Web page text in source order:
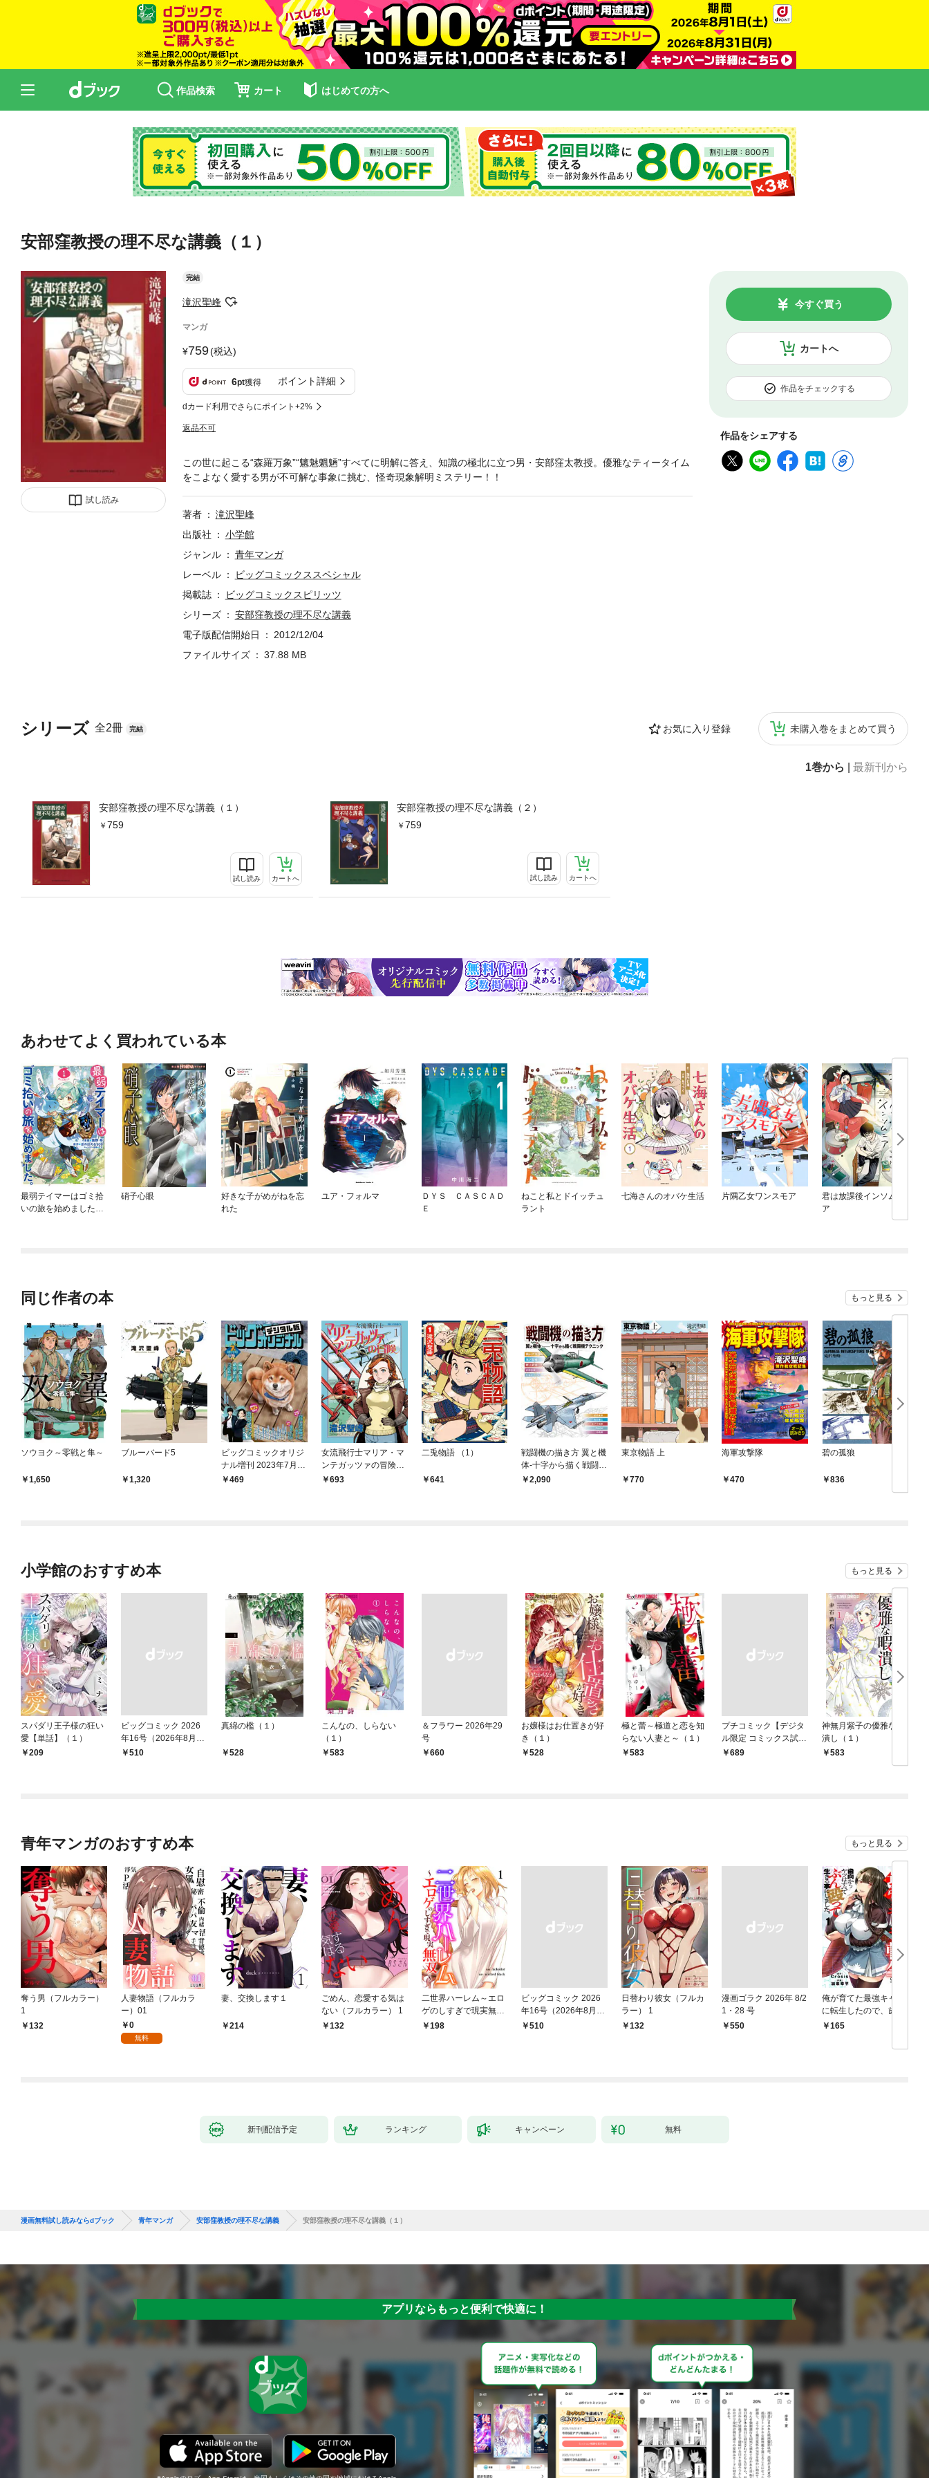
作品検索 カート はじめての方へ
安部窪教授の理不尽な講義（１）
試し読み
完結
滝沢聖峰
マンガ
759(税込)
6pt獲得 ポイント詳細
dカード利用でさらにポイント+2%
返品不可
カートへ
今すぐ買う
作品をチェックする
作品をシェアする
シリーズ 全2冊 完結 お気に入り登録 未購入巻をまとめて買う
1巻から 最新刊から
安部窪教授の理不尽な講義（１）
759
試し読み カートへ
安部窪教授の理不尽な講義（２）
759
試し読み カートへ
この世に起こる“森羅万象”“魑魅魍魎”すべてに明解に答え、知識の極北に立つ男・安部窪太教授。優雅なティータイム
をこよなく愛する男が不可解な事象に挑む、怪奇現象解明ミステリー！！
著者
滝沢聖峰
出版社
小学館
ジャンル
青年マンガ
レーベル
ビッグコミックススペシャル
掲載誌
ビッグコミックスピリッツ
シリーズ
安部窪教授の理不尽な講義
電子版配信開始日
2012/12/04
ファイルサイズ
37.88 MB
あわせてよく買われている本
最弱テイマーはゴミ拾
いの旅を始めました。
硝子心眼
好きな子がめがねを忘
れた
ユア・フォルマ
ＤＹＳ ＣＡＳＣＡＤ
Ｅ
ねこと私とドイッチュ
ラント
七海さんのオバケ生活 片隅乙女ワンスモア
君は放課後インソムニ
ア
同じ作者の本 もっと見る
ソウヨク～零戦と隼～
1,650
ブルーバード5
1,320
ビッグコミックオリジ
ナル増刊 2023年7月増
刊号（2023年6月12日
469
女流飛行士マリア・マ
ンテガッツァの冒険
（１）
693
二兎物語 （1）
641
戦闘機の描き方 翼と機
体-十字から描く戦闘機
テクニック
2,090
東京物語 上
770
海軍攻撃隊
470
碧の孤狼
836
小学館のおすすめ本 もっと見る
スパダリ王子様の狂い
愛【単話】（１）
209
ビッグコミック 2026
年16号（2026年8月7
日発売）
￥510
真綿の檻（１）
528
こんなの、しらない
（１）
583
＆フラワー 2026年29
号
￥660
お嬢様はお仕置きが好
き（１）
528
極と蕾～極道と恋を知
らない人妻と～（１）
583
プチコミック【デジタ
ル限定 コミックス試し
読み特典付き】 2026
￥689
神無月紫子の優雅な暇
潰し（１）
583
青年マンガのおすすめ本 もっと見る
奪う男（フルカラー）
1
132
人妻物語（フルカラ
ー）01
0
無料
妻、交換します１
214
ごめん、恋愛する気は
ない（フルカラー） 1
132
二世界ハーレム～エロ
ゲのしすぎで現実無双
～１198
ビッグコミック 2026
年16号（2026年8月7
日発売）
￥510
日替わり彼女（フルカ
ラー） 1
132
漫画ゴラク 2026年 8/2
1・28 号
￥550
俺が育てた最強キャラ
に転生したので、歯向
かうヤツはすべてぶん
165
新刊配信予定 ランキング キャンペーン 無料
漫画無料試し読みならdブック 青年マンガ 安部窪教授の理不尽な講義 安部窪教授の理不尽な講義（１）
アプリならもっと便利で快適に！